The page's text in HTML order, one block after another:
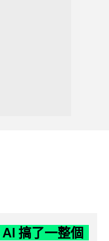
搞了一整個